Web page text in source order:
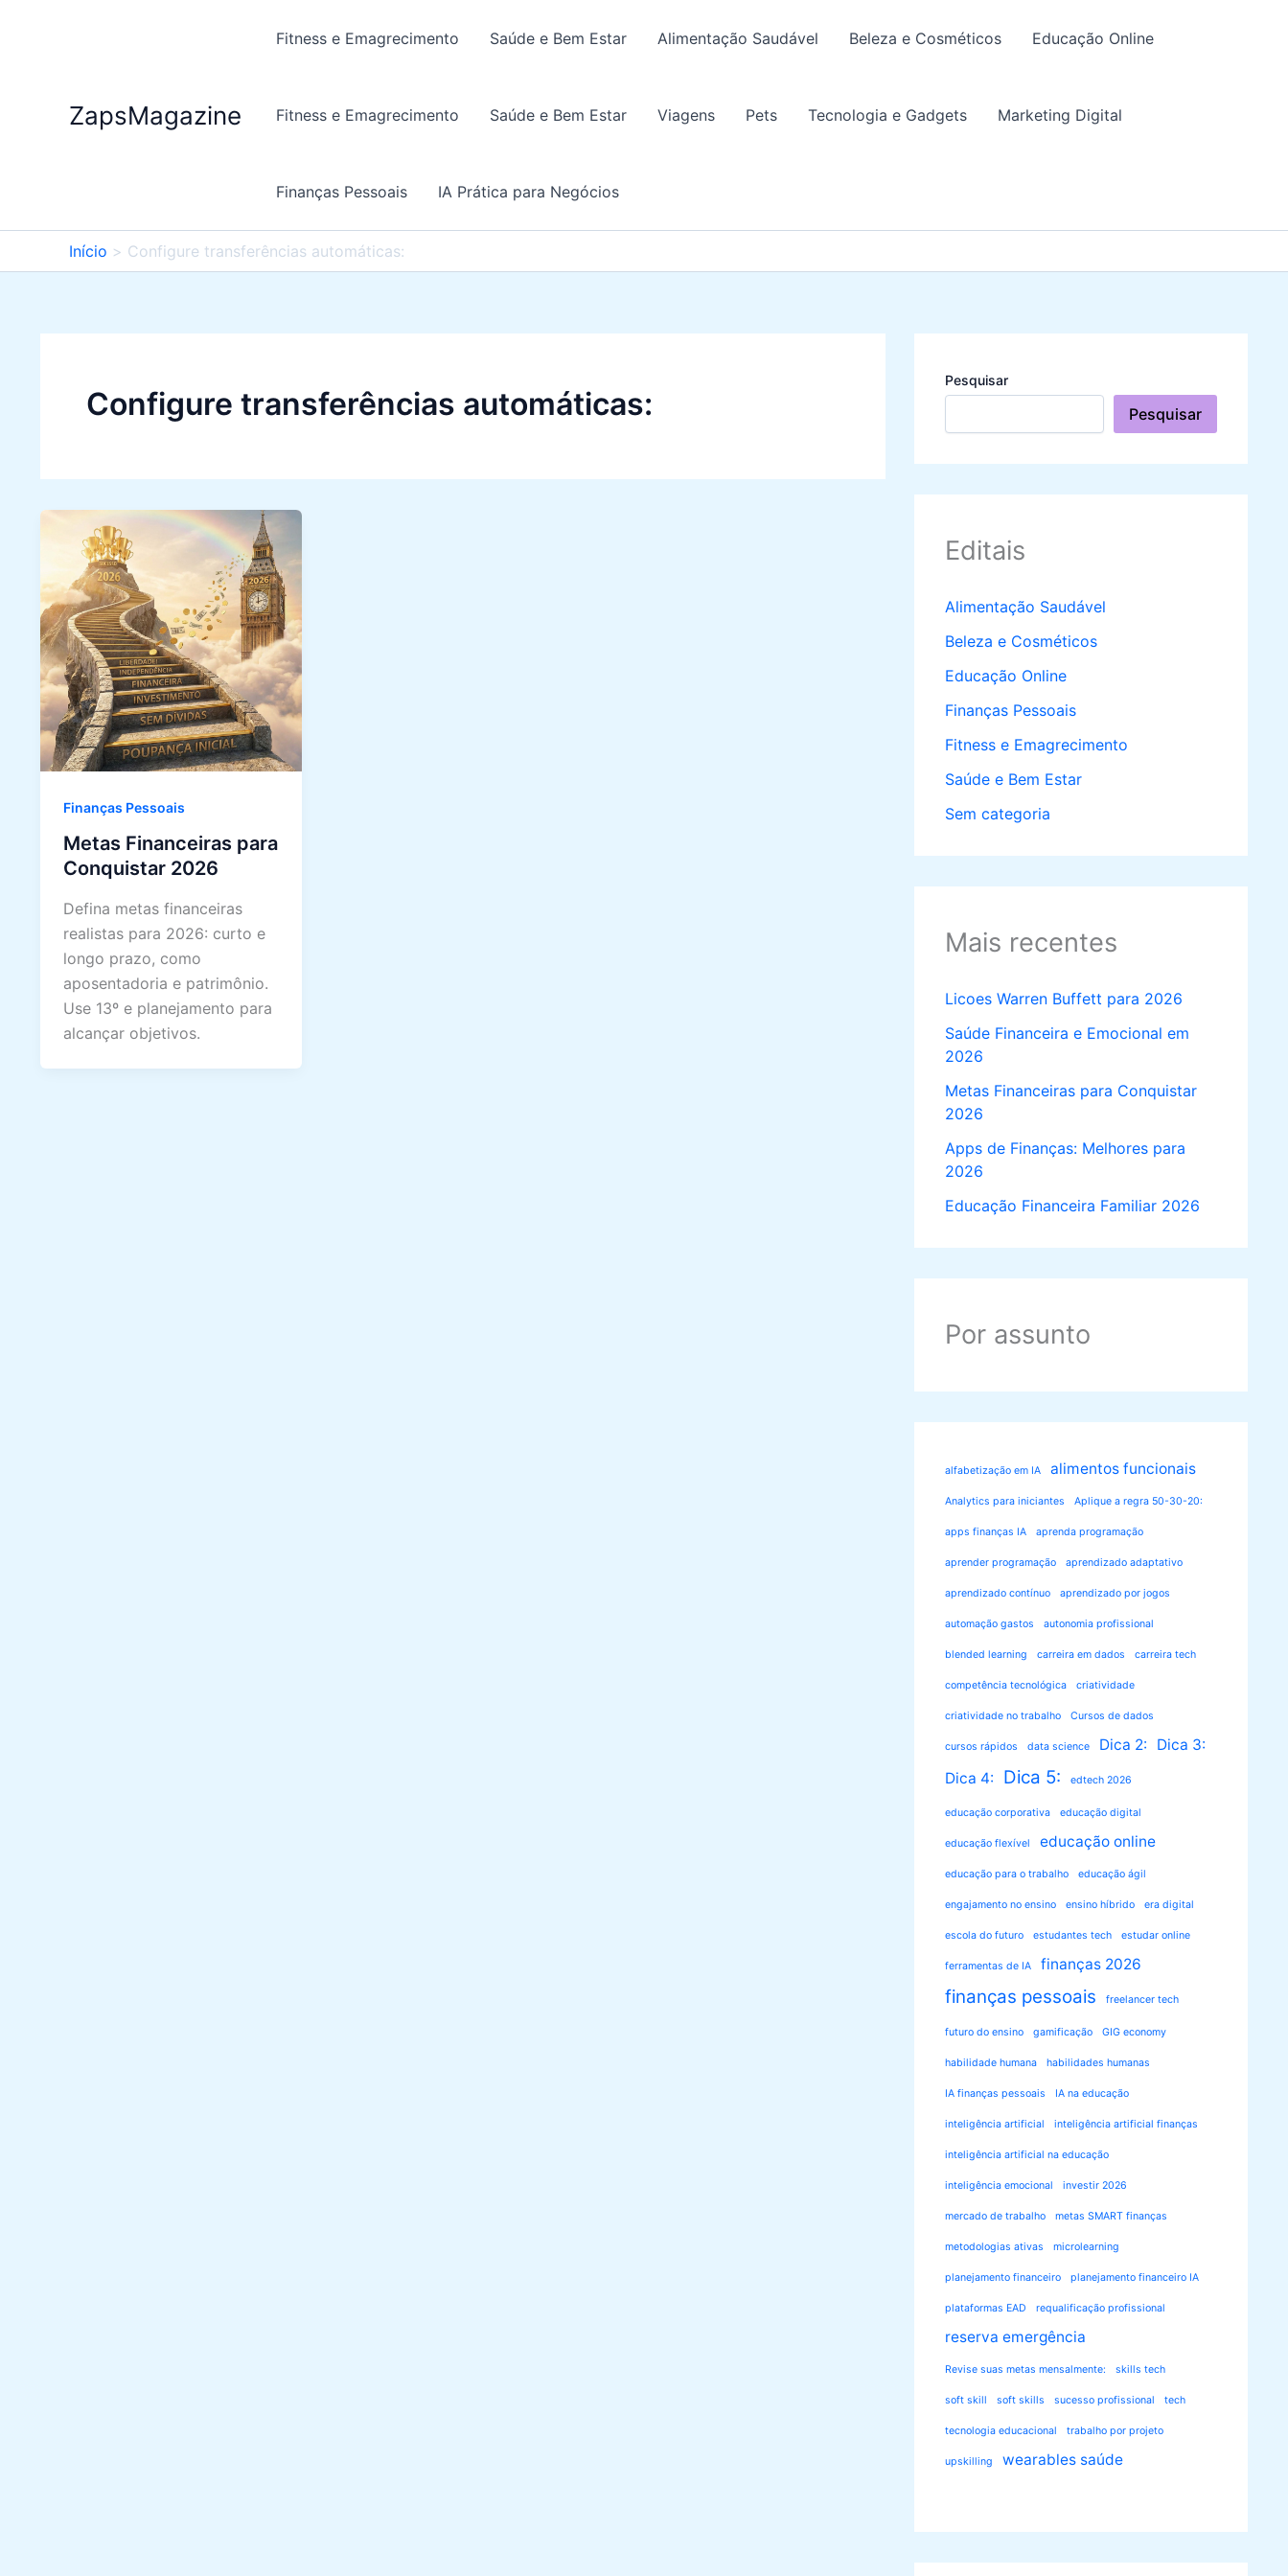
ZapsMagazine
Fitness e Emagrecimento Saúde e Bem Estar Alimentação Saudável Beleza e Cosméticos Educação Online
Fitness e Emagrecimento Saúde e Bem Estar Viagens Pets Tecnologia e Gadgets Marketing Digital
Finanças Pessoais IA Prática para Negócios
Início Configure transferências automáticas:
Configure transferências automáticas:
Finanças Pessoais
Metas Financeiras para
Conquistar 2026
Defina metas financeiras
realistas para 2026: curto e
longo prazo, como
aposentadoria e patrimônio.
Use 13º e planejamento para
alcançar objetivos.
Pesquisar
Pesquisar
Editais
Alimentação Saudável
Beleza e Cosméticos
Educação Online
Finanças Pessoais
Fitness e Emagrecimento
Saúde e Bem Estar
Sem categoria
Mais recentes
Licoes Warren Buffett para 2026
Saúde Financeira e Emocional em
2026
Metas Financeiras para Conquistar
2026
Apps de Finanças: Melhores para
2026
Educação Financeira Familiar 2026
Por assunto
alfabetização em IA alimentos funcionais
Analytics para iniciantes Aplique a regra 50-30-20:
apps finanças IA aprenda programação
aprender programação aprendizado adaptativo
aprendizado contínuo aprendizado por jogos
automação gastos autonomia profissional
blended learning carreira em dados carreira tech
competência tecnológica criatividade
criatividade no trabalho Cursos de dados
cursos rápidos data science Dica 2:
Dica 3:
Dica 4:
Dica 5: edtech 2026
educação corporativa educação digital
educação flexível educação online
educação para o trabalho educação ágil
engajamento no ensino ensino híbrido era digital
escola do futuro estudantes tech estudar online
ferramentas de IA finanças 2026
finanças pessoais freelancer tech
futuro do ensino gamificação GIG economy
habilidade humana habilidades humanas
IA finanças pessoais IA na educação
inteligência artificial inteligência artificial finanças
inteligência artificial na educação
inteligência emocional investir 2026
mercado de trabalho metas SMART finanças
metodologias ativas microlearning
planejamento financeiro planejamento financeiro IA
plataformas EAD requalificação profissional
reserva emergência
Revise suas metas mensalmente: skills tech
soft skill soft skills sucesso profissional tech
tecnologia educacional trabalho por projeto
upskilling wearables saúde